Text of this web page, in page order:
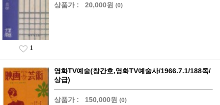
상품가 : 20,000원 (0)
1
영화TV예술(창간호,영화TV예술사/1966.7.1/188쪽/
상급)
상품가 : 150,000원 (0)